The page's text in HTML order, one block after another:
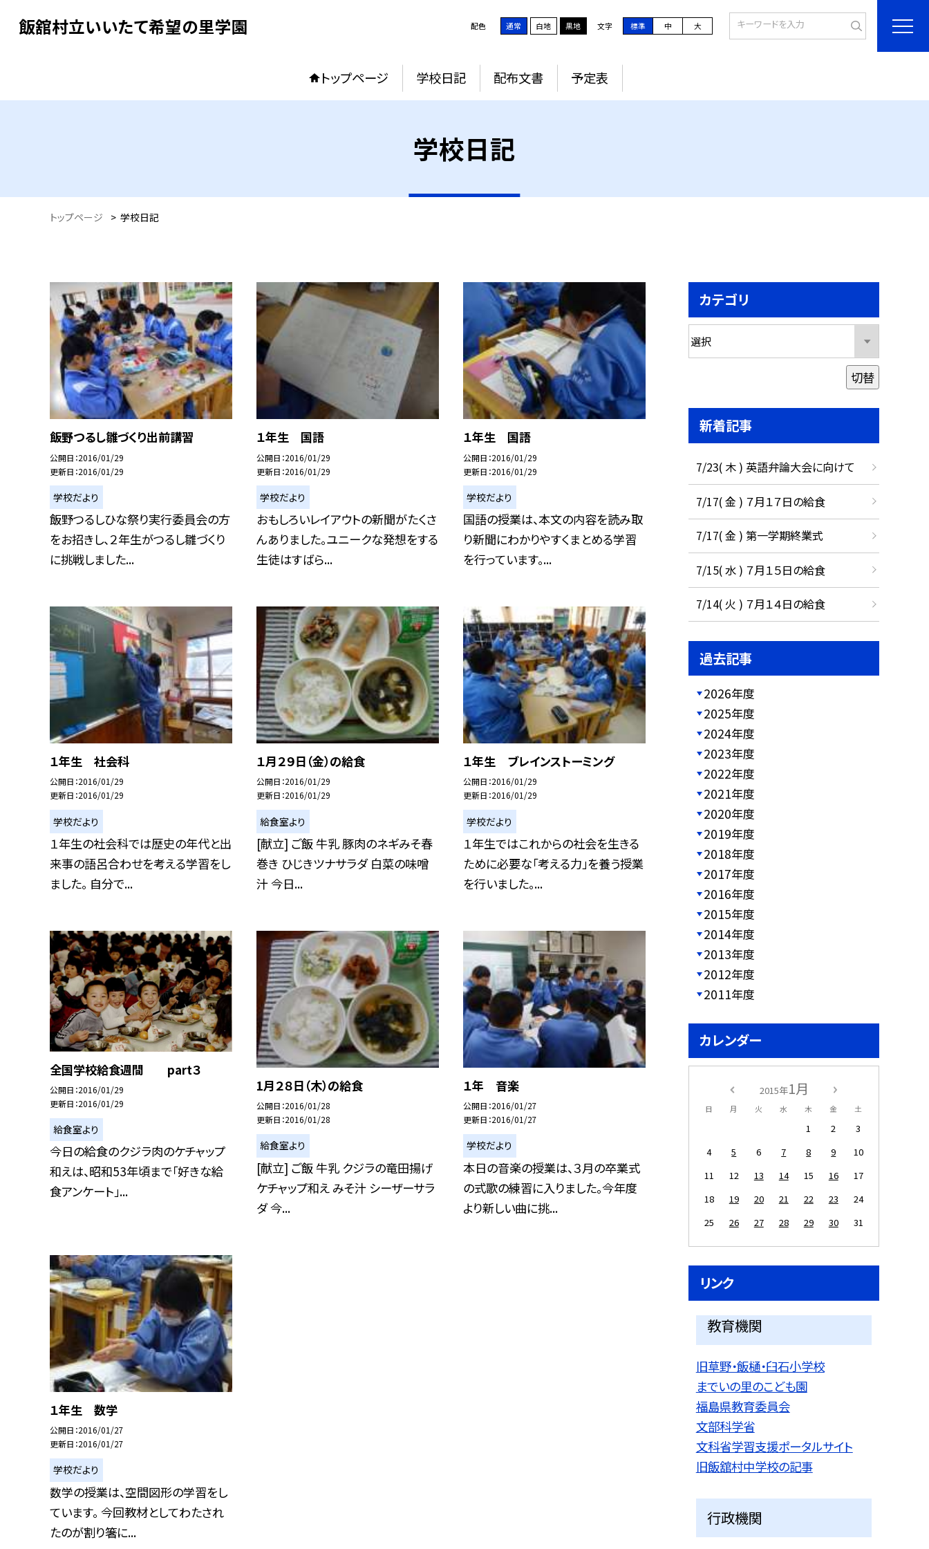
飯舘村立いいたて希望の里学園 配色 通常 白地 黒地 文字 標準 中 大
トップページ 学校日記 配布文書 予定表
学校日記
トップページ > 学校日記
飯野つるし雛づくり出前講習
公開日 2016/01/29
更新日 2016/01/29
学校だより
飯野つるしひな祭り実行委員会の方
をお招きし、２年生がつるし雛づくり
に挑戦しました...
１年生 国語
公開日 2016/01/29
更新日 2016/01/29
学校だより
おもしろいレイアウトの新聞がたくさ
んありました。ユニークな発想をする
生徒はすばら...
１年生 国語
公開日 2016/01/29
更新日 2016/01/29
学校だより
国語の授業は、本文の内容を読み取
り新聞にわかりやすくまとめる学習
を行っています。...
１年生 社会科
公開日 2016/01/29
更新日 2016/01/29
学校だより
１年生の社会科では歴史の年代と出
来事の語呂合わせを考える学習をし
ました。 自分で...
１月２９日（金）の給食
公開日 2016/01/29
更新日 2016/01/29
給食室より
[献立] ご飯 牛乳 豚肉のネギみそ春
巻き ひじきツナサラダ 白菜の味噌
汁 今日...
１年生 ブレインストーミング
公開日 2016/01/29
更新日 2016/01/29
学校だより
１年生ではこれからの社会を生きる
ために必要な「考える力」を養う授業
を行いました。...
全国学校給食週間 part３
公開日 2016/01/29
更新日 2016/01/29
給食室より
今日の給食のクジラ肉のケチャップ
和えは、昭和53年頃まで「好きな給
食アンケート」...
1月２８日（木）の給食
公開日 2016/01/28
更新日 2016/01/28
給食室より
[献立] ご飯 牛乳 クジラの竜田揚げ
ケチャップ和え みそ汁 シーザーサラ
ダ 今...
１年 音楽
公開日 2016/01/27
更新日 2016/01/27
学校だより
本日の音楽の授業は、３月の卒業式
の式歌の練習に入りました。今年度
より新しい曲に挑...
１年生 数学
公開日 2016/01/27
更新日 2016/01/27
学校だより
数学の授業は、空間図形の学習をし
ています。 今回教材としてわたされ
たのが割り箸に...
カテゴリ
切替
新着記事
7/23( 木 ) 英語弁論大会に向けて
7/17( 金 ) ７月１７日の給食
7/17( 金 ) 第一学期終業式
7/15( 水 ) ７月１５日の給食
7/14( 火 ) ７月１４日の給食
過去記事
2026年度
2025年度
2024年度
2023年度
2022年度
2021年度
2020年度
2019年度
2018年度
2017年度
2016年度
2015年度
2014年度
2013年度
2012年度
2011年度
カレンダー
2015年1月
日 月 火 水 木 金 土
1 2
3
4
5 6 7 8 9
10
11
12 13 14 15 16
17
18
19 20 21 22 23
24
25
26 27 28 29 30 31
リンク
教育機関
旧草野・飯樋・臼石小学校
までいの里のこども園
福島県教育委員会
文部科学省
文科省学習支援ポータルサイト
旧飯舘村中学校の記事
行政機関